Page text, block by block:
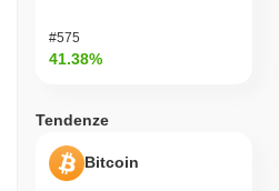
#575
41.38%
Tendenze
Bitcoin